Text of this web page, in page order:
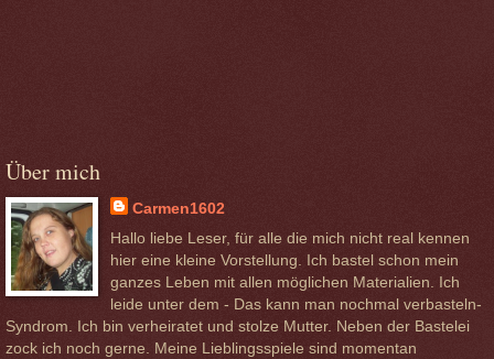
Über mich
Carmen1602
Hallo liebe Leser, für alle die mich nicht real kennen
hier eine kleine Vorstellung. Ich bastel schon mein
ganzes Leben mit allen möglichen Materialien. Ich
leide unter dem - Das kann man nochmal verbasteln-
Syndrom. Ich bin verheiratet und stolze Mutter. Neben der Bastelei
zock ich noch gerne. Meine Lieblingsspiele sind momentan